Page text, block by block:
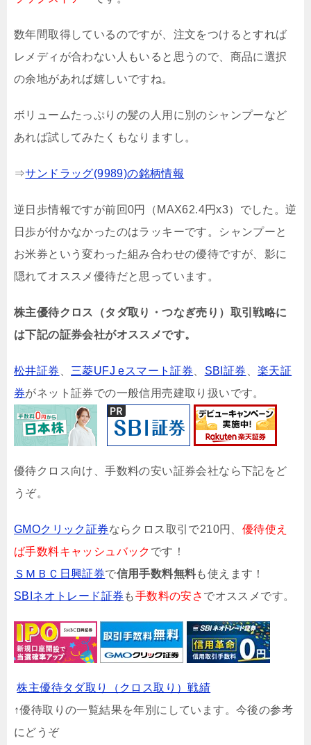
数年間取得しているのですが、注文をつけるとすれば
レメディが合わない人もいると思うので、商品に選択
の余地があれば嬉しいですね。
ボリュームたっぷりの髪の人用に別のシャンプーなど
あれば試してみたくもなりますし。
⇒サンドラッグ(9989)の銘柄情報
逆日歩情報ですが前回0円（MAX62.4円x3）でした。逆
日歩が付かなかったのはラッキーです。シャンプーと
お米券という変わった組み合わせの優待ですが、影に
隠れてオススメ優待だと思っています。
株主優待クロス（タダ取り・つなぎ売り）取引戦略に
は下記の証券会社がオススメです。
松井証券 三菱UFJ eスマート証券 SBI証券 、楽天証
券がネット証券での一般信用売建取り扱いです。
優待クロス向け、手数料の安い証券会社なら下記をど
うぞ。
GMOクリック証券ならクロス取引で210円、 優待使え
ば手数料キャッシュバック です！
ＳＭＢＣ日興証券で信用手数料無料も使えます！
SBIネオトレード証券 も手数料の安さ でオススメです。
株主優待タダ取り（クロス取り）戦績
↑優待取りの一覧結果を年別にしています。今後の参考
にどうぞ